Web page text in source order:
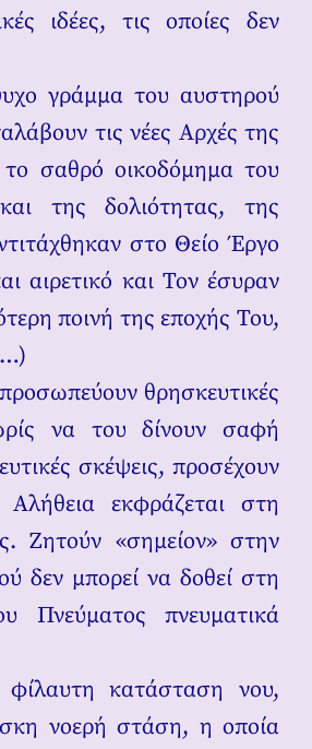
ιδέες, τις οποίες δεν
γράμμα του αυστηρού
τις νέες Αρχές της
το σαθρό οικοδόμημα του
της δολιότητας, της
στο Θείο Έργο
αιρετικό και Τον έσυραν
ποινή της εποχής Του,
θρησκευτικές
να του δίνουν σαφή
σκέψεις, προσέχουν
εκφράζεται στη
Ζητούν «σημείον» στην
δεν μπορεί να δοθεί στη
Πνεύματος πνευματικά
κατάσταση νου,
νοερή στάση, η οποία